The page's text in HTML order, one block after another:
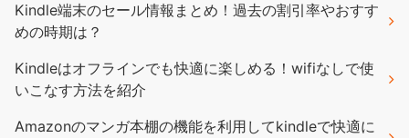
Kindle端末のセール情報まとめ！過去の割引率やおすす
めの時期は？
Kindleはオフラインでも快適に楽しめる！wifiなしで使
いこなす方法を紹介
Amazonのマンガ本棚の機能を利用してkindleで快適に